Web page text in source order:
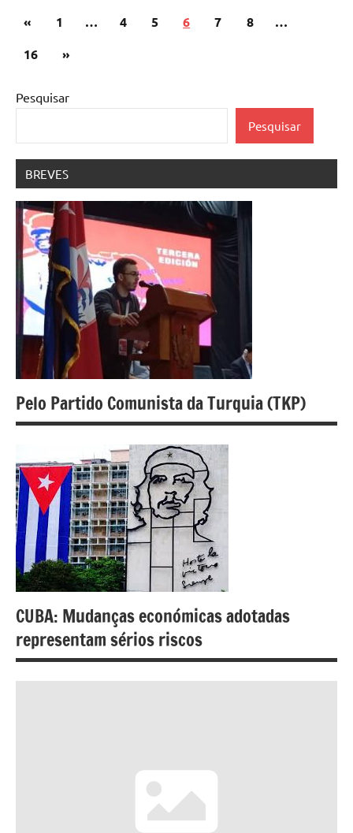
Paginação
dos
«Artigos
1 … 4 5 6 7 8
…
16
Artigos
»
Pesquisar
Pesquisar
BREVES
Pelo Partido Comunista da Turquia (TKP)
CUBA: Mudanças económicas adotadas
representam sérios riscos